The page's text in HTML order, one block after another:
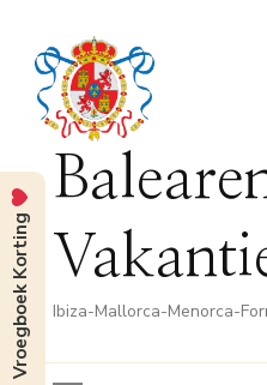
Ibiza-Mallorca-Menorca-
Vroegboek Korting